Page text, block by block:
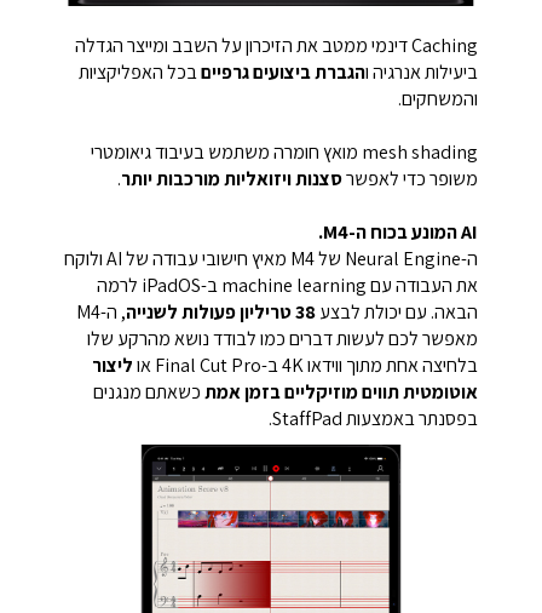
Caching דינמי ממטב את הזיכרון על השבב ומייצר הגדלה
ביעילות אנרגיה והגברת ביצועים גרפייםבכל האפליקציות
והמשחקים.
mesh shading מואץ חומרה משתמש בעיבוד גיאומטרי
משופר כדי לאפשרסצנות ויזואליות מורכבות יותר.
AI המונע בכוח ה-M4.
ה-Neural Engine של M4 מאיץ חישובי עבודה של AI ולוקח
את העבודה עם machine learning ב-iPadOS לרמה
הבאה. עם יכולת לבצע38 טריליון פעולות לשנייה
, ה-M4
מאפשר לכם לעשות דברים כמו לבודד נושא מהרקע שלו
בלחיצה אחת מתוך ווידאו 4K ב-Final Cut Pro או
ליצור
אוטומטית תווים מוזיקליים בזמן אמתכשאתם מנגנים
בפסנתר באמצעות StaffPad.